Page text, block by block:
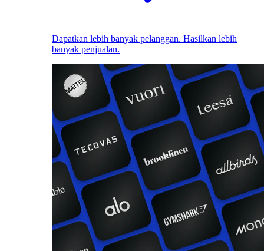
Dapatkan lebih banyak pelanggan. Hasilkan lebih
banyak penjualan.